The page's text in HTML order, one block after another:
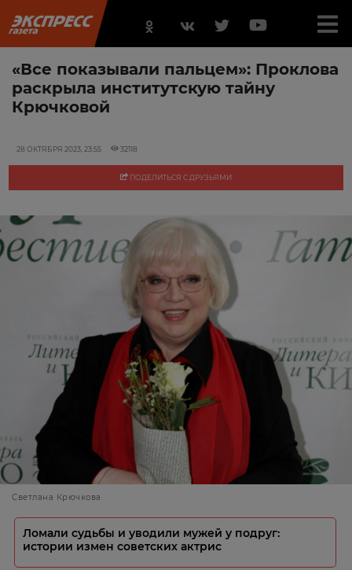
«Все показывали пальцем»: Проклова
раскрыла институтскую тайну
Крючковой
28 ОКТЯБРЯ 2023, 23:55 32118
ПОДЕЛИТЬСЯ С ДРУЗЬЯМИ
Светлана Крючкова
Ломали судьбы и уводили мужей у подруг:
истории измен советских актрис